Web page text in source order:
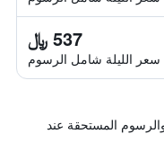
537 ﷼
سعر الليلة شامل الرسوم
المستحقة عند